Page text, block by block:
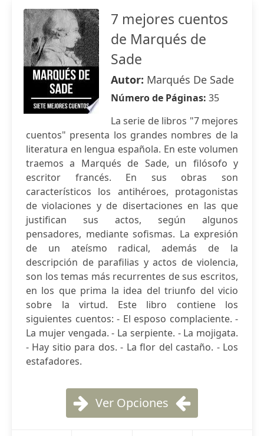
7 mejores cuentos
de Marqués de
Sade
Autor: Marqués De Sade
Número de Páginas: 35
La serie de libros "7 mejores
cuentos" presenta los grandes nombres de la
literatura en lengua española. En este volumen
traemos a Marqués de Sade, un filósofo y
escritor francés. En sus obras son
característicos los antihéroes, protagonistas
de violaciones y de disertaciones en las que
justifican sus actos, según algunos
pensadores, mediante sofismas. La expresión
de un ateísmo radical, además de la
descripción de parafilias y actos de violencia,
son los temas más recurrentes de sus escritos,
en los que prima la idea del triunfo del vicio
sobre la virtud. Este libro contiene los
siguientes cuentos: - El esposo complaciente. -
La mujer vengada. - La serpiente. - La mojigata.
- Hay sitio para dos. - La flor del castaño. - Los
estafadores.
Ver Opciones